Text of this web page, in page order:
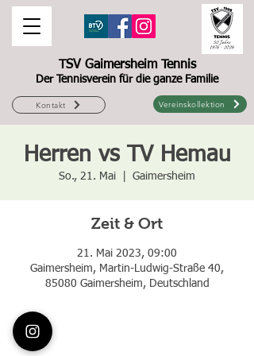
TSV Gaimersheim Tennis
Der Tennisverein für die ganze Familie
Vereinskollektion
Kontakt
Herren vs TV Hemau
So., 21. Mai Gaimersheim
Zeit & Ort
21. Mai 2023, 09:00
Gaimersheim, Martin-Ludwig-Straße 40,
85080 Gaimersheim, Deutschland